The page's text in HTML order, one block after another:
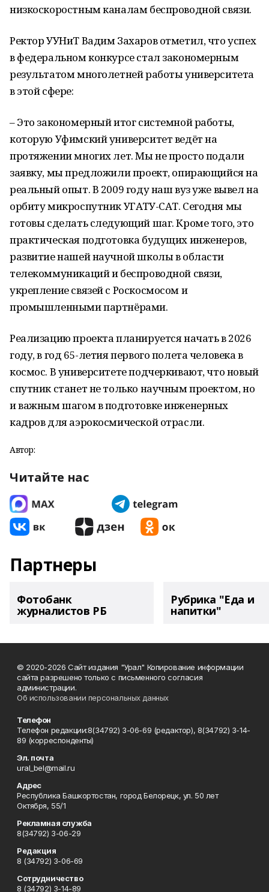
низкоскоростным каналам беспроводной связи.
Ректор УУНиТ Вадим Захаров отметил, что успех
в федеральном конкурсе стал закономерным
результатом многолетней работы университета
в этой сфере:
– Это закономерный итог системной работы,
которую Уфимский университет ведёт на
протяжении многих лет. Мы не просто подали
заявку, мы предложили проект, опирающийся на
реальный опыт. В 2009 году наш вуз уже вывел на
орбиту микроспутник УГАТУ-САТ. Сегодня мы
готовы сделать следующий шаг. Кроме того, это
практическая подготовка будущих инженеров,
развитие нашей научной школы в области
телекоммуникаций и беспроводной связи,
укрепление связей с Роскосмосом и
промышленными партнёрами.
Реализацию проекта планируется начать в 2026
году, в год 65-летия первого полета человека в
космос. В университете подчеркивают, что новый
спутник станет не только научным проектом, но
и важным шагом в подготовке инженерных
кадров для аэрокосмической отрасли.
Автор:
Читайте нас
Партнеры
Фотобанк
журналистов РБ
Рубрика "Еда и
напитки"
© 2020-2026 Сайт издания "Урал" Копирование информации
сайта разрешено только с письменного согласия
администрации.
Об использовании персональных данных
Телефон
Телефон редакции:8(34792) 3-06-69 (редактор), 8(34792) 3-14-
89 (корреспонденты)
Эл. почта
ural_bel@mail.ru
Адрес
Республика Башкортостан, город Белорецк, ул. 50 лет
Октября, 55/1
Рекламная служба
8(34792) 3-06-29
Редакция
8 (34792) 3-06-69
Сотрудничество
8 (34792) 3-14-89